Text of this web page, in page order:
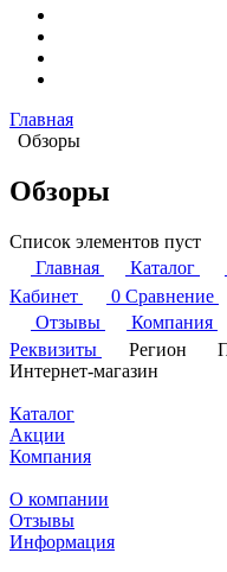
Главная
Обзоры
Обзоры
Список элементов пуст
Главная
Каталог
Кабинет
0 Сравнение
Отзывы
Компания
Реквизиты
Регион
Интернет-магазин
Каталог
Акции
Компания
О компании
Отзывы
Информация